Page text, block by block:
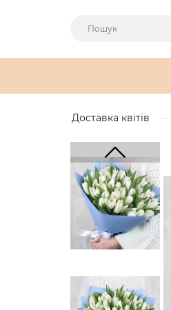
Доставка квітів